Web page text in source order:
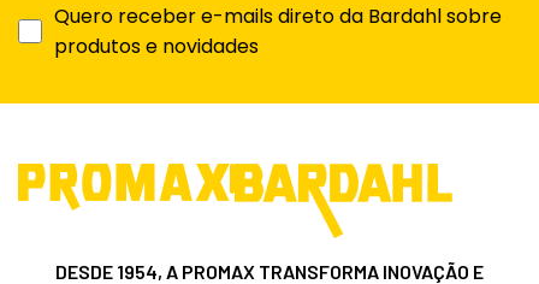
Quero receber e-mails direto da Bardahl sobre
produtos e novidades
DESDE 1954, A PROMAX TRANSFORMA INOVAÇÃO E